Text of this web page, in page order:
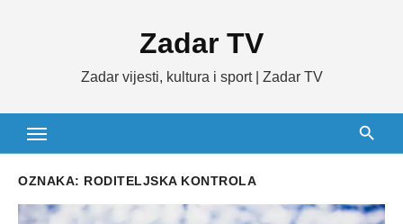
Zadar TV
Zadar vijesti, kultura i sport | Zadar TV
OZNAKA: RODITELJSKA KONTROLA